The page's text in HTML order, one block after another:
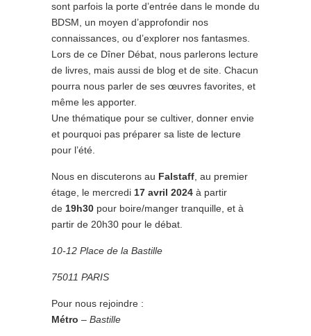
sont parfois la porte d’entrée dans le monde du
BDSM, un moyen d’approfondir nos
connaissances, ou d’explorer nos fantasmes.
Lors de ce Dîner Débat, nous parlerons lecture
de livres, mais aussi de blog et de site. Chacun
pourra nous parler de ses œuvres favorites, et
même les apporter.
Une thématique pour se cultiver, donner envie
et pourquoi pas préparer sa liste de lecture
pour l’été.
Nous en discuterons au Falstaff , au premier
étage, le mercredi 17 avril 2024 à partir
de 19h30 pour boire/manger tranquille, et à
partir de 20h30 pour le débat.
10-12 Place de la Bastille
75011 PARIS
Pour nous rejoindre :
Métro – Bastille